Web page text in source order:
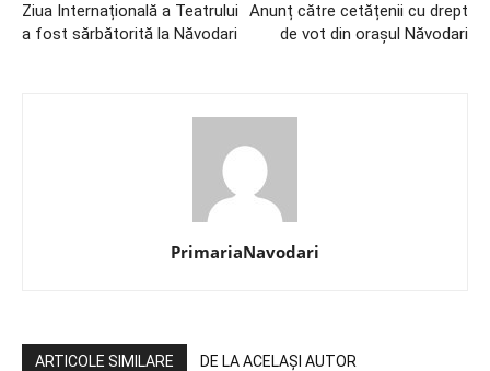
Ziua Internațională a Teatrului
a fost sărbătorită la Năvodari
Anunț către cetățenii cu drept
de vot din orașul Năvodari
PrimariaNavodari
ARTICOLE SIMILARE DE LA ACELAȘI AUTOR